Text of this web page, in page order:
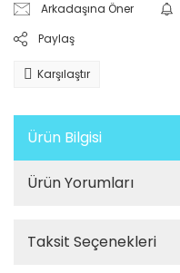
Arkadaşına Öner
Paylaş
Karşılaştır
Ürün Bilgisi
Ürün Yorumları
Taksit Seçenekleri